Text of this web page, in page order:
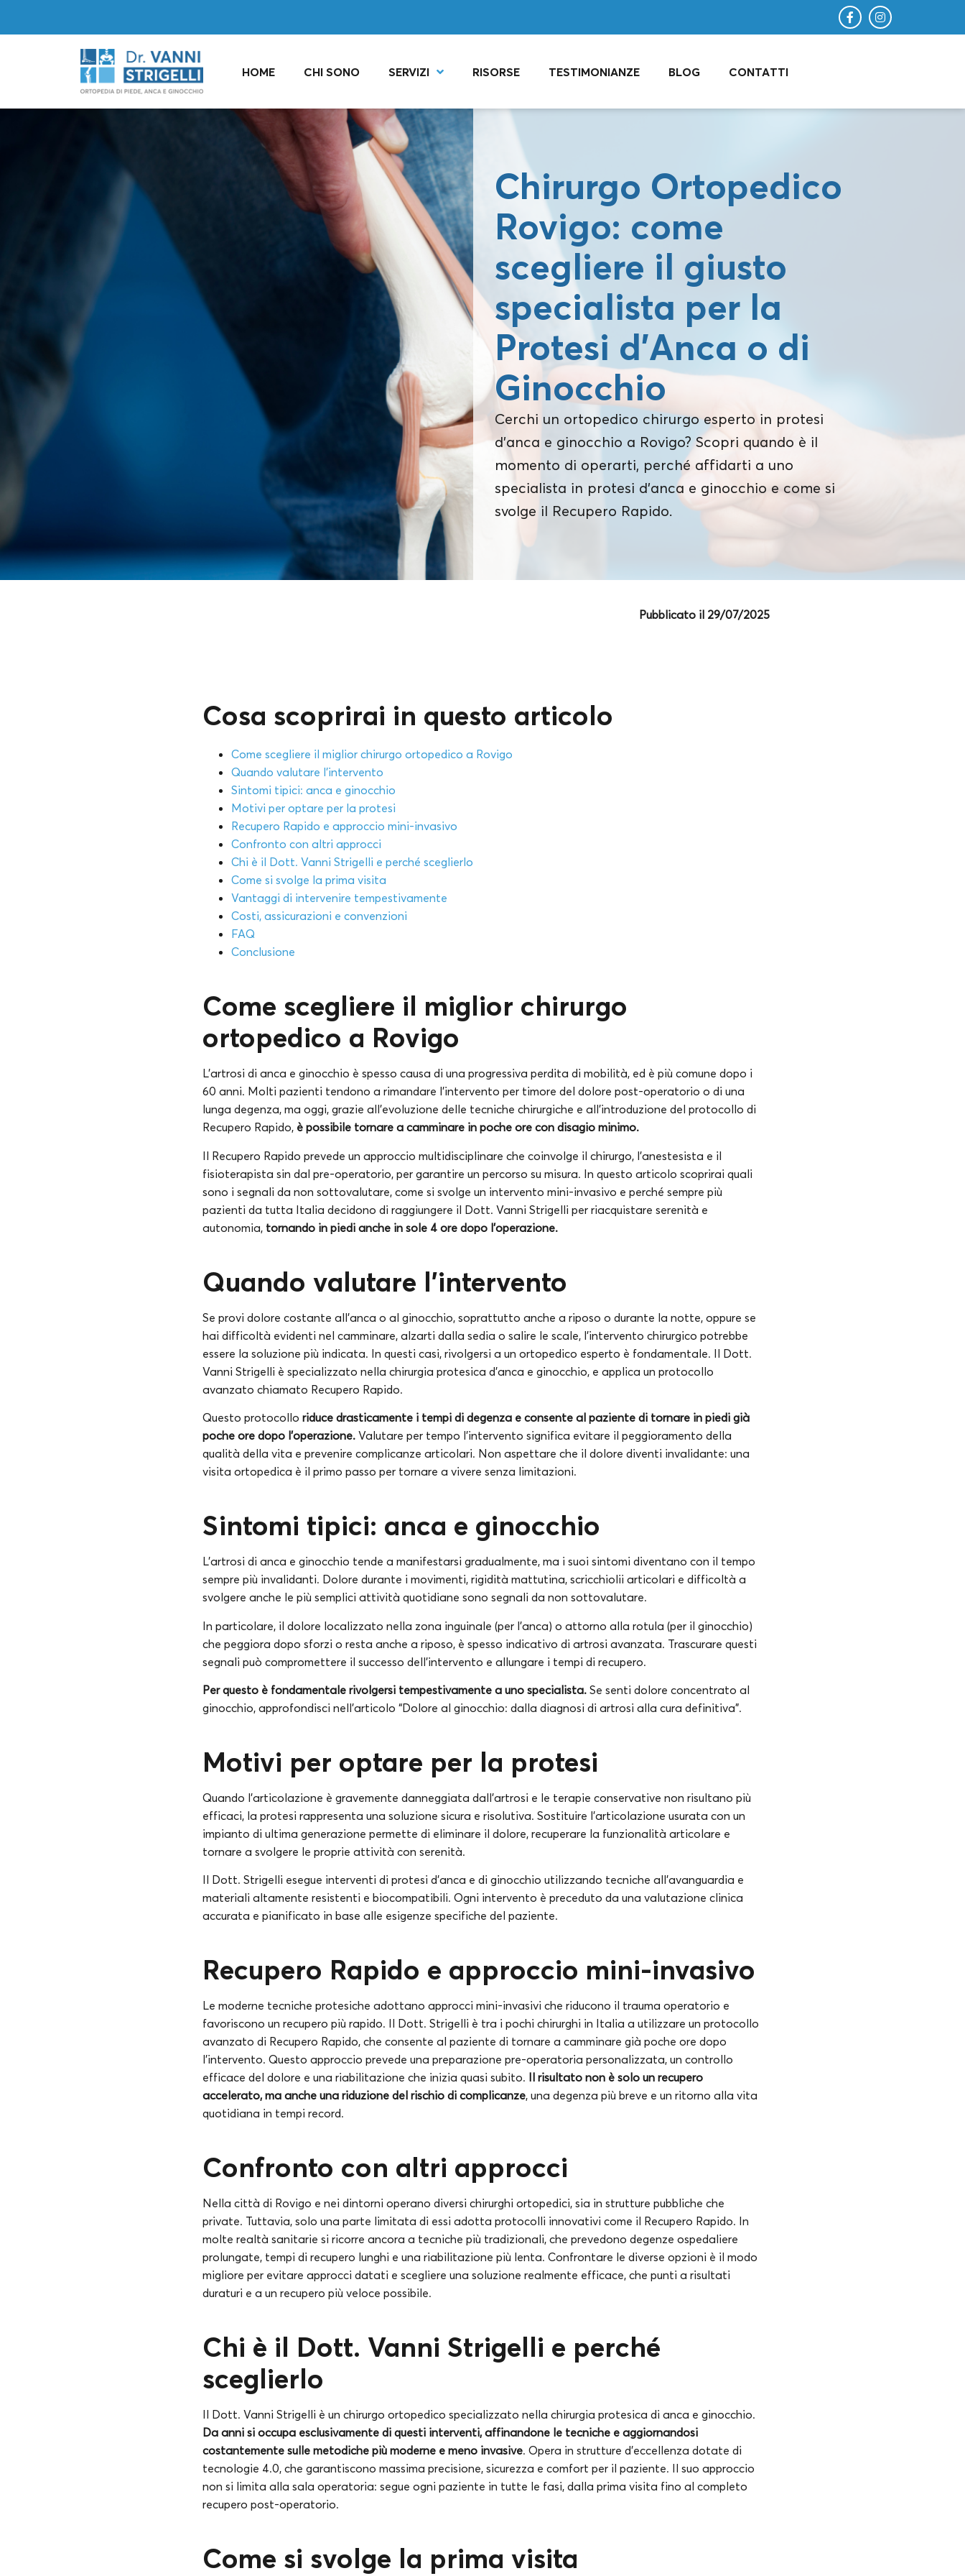
HOME CHI SONO SERVIZI RISORSE TESTIMONIANZE BLOG CONTATTI
Chirurgo Ortopedico
Rovigo: come
scegliere il giusto
specialista per la
Protesi d’Anca o di
Ginocchio
Cerchi un ortopedico chirurgo esperto in protesi
d’anca e ginocchio a Rovigo? Scopri quando è il
momento di operarti, perché affidarti a uno
specialista in protesi d’anca e ginocchio e come si
svolge il Recupero Rapido.
Pubblicato il 29/07/2025
Cosa scoprirai in questo articolo
Come scegliere il miglior chirurgo ortopedico a Rovigo
Quando valutare l’intervento
Sintomi tipici: anca e ginocchio
Motivi per optare per la protesi
Recupero Rapido e approccio mini-invasivo
Confronto con altri approcci
Chi è il Dott. Vanni Strigelli e perché sceglierlo
Come si svolge la prima visita
Vantaggi di intervenire tempestivamente
Costi, assicurazioni e convenzioni
FAQ
Conclusione
Come scegliere il miglior chirurgo
ortopedico a Rovigo
L’artrosi di anca e ginocchio è spesso causa di una progressiva perdita di mobilità, ed è più comune dopo i
60 anni. Molti pazienti tendono a rimandare l’intervento per timore del dolore post-operatorio o di una
lunga degenza, ma oggi, grazie all’evoluzione delle tecniche chirurgiche e all’introduzione del protocollo di
Recupero Rapido, è possibile tornare a camminare in poche ore con disagio minimo.
Il Recupero Rapido prevede un approccio multidisciplinare che coinvolge il chirurgo, l’anestesista e il
fisioterapista sin dal pre-operatorio, per garantire un percorso su misura. In questo articolo scoprirai quali
sono i segnali da non sottovalutare, come si svolge un intervento mini-invasivo e perché sempre più
pazienti da tutta Italia decidono di raggiungere il Dott. Vanni Strigelli per riacquistare serenità e
autonomia, tornando in piedi anche in sole 4 ore dopo l’operazione.
Quando valutare l’intervento
Se provi dolore costante all’anca o al ginocchio, soprattutto anche a riposo o durante la notte, oppure se
hai difficoltà evidenti nel camminare, alzarti dalla sedia o salire le scale, l’intervento chirurgico potrebbe
essere la soluzione più indicata. In questi casi, rivolgersi a un ortopedico esperto è fondamentale. Il Dott.
Vanni Strigelli è specializzato nella chirurgia protesica d’anca e ginocchio, e applica un protocollo
avanzato chiamato Recupero Rapido.
Questo protocollo riduce drasticamente i tempi di degenza e consente al paziente di tornare in piedi già
poche ore dopo l’operazione. Valutare per tempo l’intervento significa evitare il peggioramento della
qualità della vita e prevenire complicanze articolari. Non aspettare che il dolore diventi invalidante: una
visita ortopedica è il primo passo per tornare a vivere senza limitazioni.
Sintomi tipici: anca e ginocchio
L’artrosi di anca e ginocchio tende a manifestarsi gradualmente, ma i suoi sintomi diventano con il tempo
sempre più invalidanti. Dolore durante i movimenti, rigidità mattutina, scricchiolii articolari e difficoltà a
svolgere anche le più semplici attività quotidiane sono segnali da non sottovalutare.
In particolare, il dolore localizzato nella zona inguinale (per l’anca) o attorno alla rotula (per il ginocchio)
che peggiora dopo sforzi o resta anche a riposo, è spesso indicativo di artrosi avanzata. Trascurare questi
segnali può compromettere il successo dell’intervento e allungare i tempi di recupero.
Per questo è fondamentale rivolgersi tempestivamente a uno specialista. Se senti dolore concentrato al
ginocchio, approfondisci nell’articolo “Dolore al ginocchio: dalla diagnosi di artrosi alla cura definitiva”.
Motivi per optare per la protesi
Quando l’articolazione è gravemente danneggiata dall’artrosi e le terapie conservative non risultano più
efficaci, la protesi rappresenta una soluzione sicura e risolutiva. Sostituire l’articolazione usurata con un
impianto di ultima generazione permette di eliminare il dolore, recuperare la funzionalità articolare e
tornare a svolgere le proprie attività con serenità.
Il Dott. Strigelli esegue interventi di protesi d’anca e di ginocchio utilizzando tecniche all’avanguardia e
materiali altamente resistenti e biocompatibili. Ogni intervento è preceduto da una valutazione clinica
accurata e pianificato in base alle esigenze specifiche del paziente.
Recupero Rapido e approccio mini-invasivo
Le moderne tecniche protesiche adottano approcci mini-invasivi che riducono il trauma operatorio e
favoriscono un recupero più rapido. Il Dott. Strigelli è tra i pochi chirurghi in Italia a utilizzare un protocollo
avanzato di Recupero Rapido, che consente al paziente di tornare a camminare già poche ore dopo
l’intervento. Questo approccio prevede una preparazione pre-operatoria personalizzata, un controllo
efficace del dolore e una riabilitazione che inizia quasi subito. Il risultato non è solo un recupero
accelerato, ma anche una riduzione del rischio di complicanze, una degenza più breve e un ritorno alla vita
quotidiana in tempi record.
Confronto con altri approcci
Nella città di Rovigo e nei dintorni operano diversi chirurghi ortopedici, sia in strutture pubbliche che
private. Tuttavia, solo una parte limitata di essi adotta protocolli innovativi come il Recupero Rapido. In
molte realtà sanitarie si ricorre ancora a tecniche più tradizionali, che prevedono degenze ospedaliere
prolungate, tempi di recupero lunghi e una riabilitazione più lenta. Confrontare le diverse opzioni è il modo
migliore per evitare approcci datati e scegliere una soluzione realmente efficace, che punti a risultati
duraturi e a un recupero più veloce possibile.
Chi è il Dott. Vanni Strigelli e perché
sceglierlo
Il Dott. Vanni Strigelli è un chirurgo ortopedico specializzato nella chirurgia protesica di anca e ginocchio.
Da anni si occupa esclusivamente di questi interventi, affinandone le tecniche e aggiornandosi
costantemente sulle metodiche più moderne e meno invasive. Opera in strutture d’eccellenza dotate di
tecnologie 4.0, che garantiscono massima precisione, sicurezza e comfort per il paziente. Il suo approccio
non si limita alla sala operatoria: segue ogni paziente in tutte le fasi, dalla prima visita fino al completo
recupero post-operatorio.
Come si svolge la prima visita